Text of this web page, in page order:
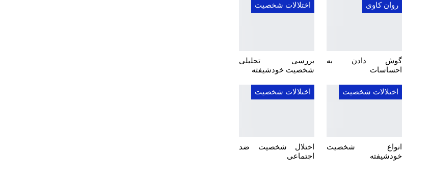
روان کاوی
گوش دادن به
احساسات
اختلالات شخصیت
بررسی تحلیلی
شخصیت خودشیفته
اختلالات شخصیت
انواع شخصیت
خودشیفته
اختلالات شخصیت
اختلال شخصیت ضد
اجتماعی